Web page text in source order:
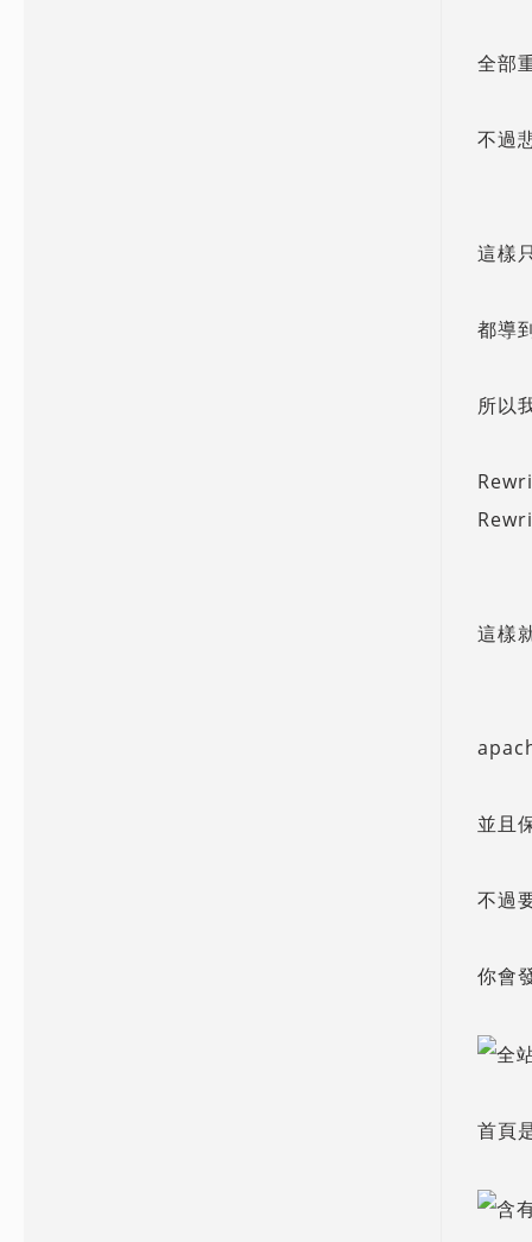
全部
不過
這樣
都導
所以
這樣
並且
不過
你會
首頁